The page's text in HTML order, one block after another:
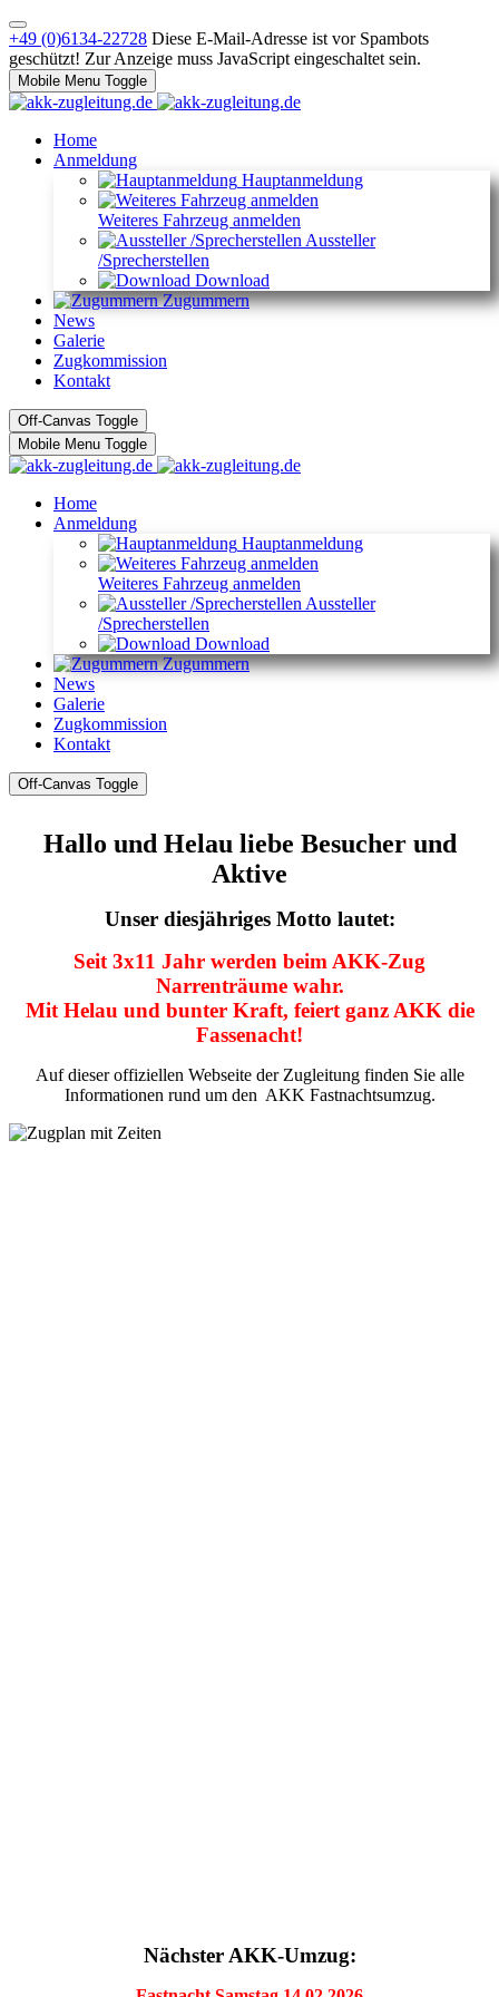
+49 (0)6134-22728 Diese E-Mail-Adresse ist vor Spambots
geschützt! Zur Anzeige muss JavaScript eingeschaltet sein.
Mobile Menu Toggle
Home
Anmeldung
Hauptanmeldung
Weiteres Fahrzeug anmelden
Aussteller
/Sprecherstellen
Download
Zugummern
News
Galerie
Zugkommission
Kontakt
Off-Canvas Toggle
Mobile Menu Toggle
Home
Anmeldung
Hauptanmeldung
Weiteres Fahrzeug anmelden
Aussteller
/Sprecherstellen
Download
Zugummern
News
Galerie
Zugkommission
Kontakt
Off-Canvas Toggle
Hallo und Helau liebe Besucher und
Aktive
Unser diesjähriges Motto lautet:
Seit 3x11 Jahr werden beim AKK-Zug
Narrenträume wahr.
Mit Helau und bunter Kraft, feiert ganz AKK die
Fassenacht!
Auf dieser offiziellen Webseite der Zugleitung finden Sie alle
Informationen rund um den AKK Fastnachtsumzug.
Nächster AKK-Umzug: